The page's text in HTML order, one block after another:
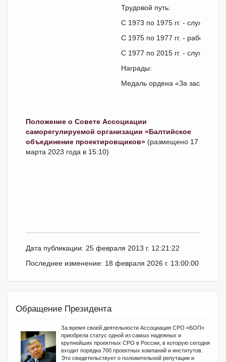
Трудовой путь:
С 1973 по 1975 гг. - служба в
С 1975 по 1977 гг. - работал
С 1977 по 2015 гг. - служба в
Награды:
Медаль ордена «За заслуги
Положение о Совете Ассоциации
саморегулируемой организации «Балтийское
объединение проектировщиков» (размещено 17
марта 2023 года в 15:10)
Дата публикации: 25 февраля 2013 г. 12:21:22
Последнее изменение: 18 февраля 2026 г. 13:00:00
Обращение Президента
За время своей деятельности Ассоциация СРО «БОП»
приобрела статус одной из самых надежных и
крупнейших проектных СРО в России, в которую сегодня
входит порядка 700 проектных компаний и институтов.
Это свидетельствует о положительной репутации и